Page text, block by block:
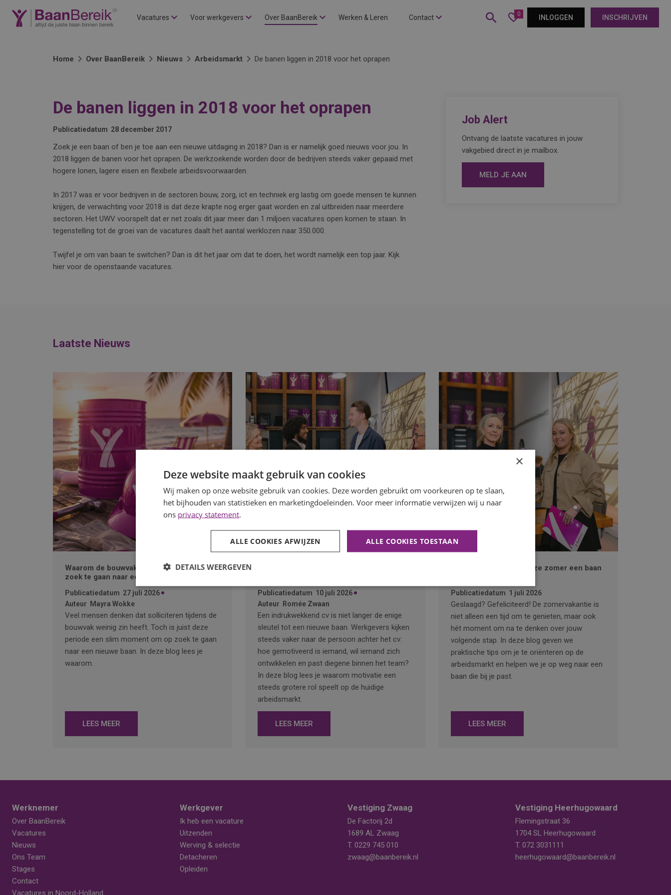
Vacatures Voor werkgevers Over BaanBereik Werken & Leren Contact 0 INLOGGEN INSCHRIJVEN
Home Over BaanBereik Nieuws Arbeidsmarkt De banen liggen in 2018 voor het oprapen
De banen liggen in 2018 voor het oprapen
Publicatiedatum 28 december 2017
Zoek je een baan of ben je toe aan een nieuwe uitdaging in 2018? Dan is er namelijk goed nieuws voor jou. In
2018 liggen de banen voor het oprapen. De werkzoekende worden door de bedrijven steeds vaker gepaaid met
hogere lonen, lagere eisen en flexibele arbeidsvoorwaarden.
In 2017 was er voor bedrijven in de sectoren bouw, zorg, ict en techniek erg lastig om goede mensen te kunnen
krijgen, de verwachting voor 2018 is dat deze krapte nog erger gaat worden en zal uitbreiden naar meerdere
sectoren. Het UWV voorspelt dat er net zoals dit jaar meer dan 1 miljoen vacatures open komen te staan. In
tegenstelling tot de groei van de vacatures daalt het aantal werklozen naar 350.000.
Twijfel je om van baan te switchen? Dan is dit het jaar om dat te doen, het wordt namelijk een top jaar. Kijk
hier voor de openstaande vacatures.
Job Alert
Ontvang de laatste vacatures in jouw
vakgebied direct in je mailbox.
MELD JE AAN
Laatste Nieuws
Waarom de bouwvak hét moment is om op
zoek te gaan naar een nieuwe baan
Publicatiedatum 27 juli 2026
Auteur
Mayra Wokke
Veel mensen denken dat solliciteren tijdens de
bouwvak weinig zin heeft. Toch is juist deze
periode een slim moment om op zoek te gaan
naar een nieuwe baan. In deze blog lees je
waarom.
LEES MEER
Publicatiedatum 10 juli 2026
Auteur
Romée Zwaan
Een indrukwekkend cv is niet langer de enige
sleutel tot een nieuwe baan. Werkgevers kijken
steeds vaker naar de persoon achter het cv:
hoe gemotiveerd is iemand, wil iemand zich
ontwikkelen en past diegene binnen het team?
In deze blog lees je waarom motivatie een
steeds grotere rol speelt op de huidige
arbeidsmarkt.
LEES MEER
Geslaagd! Zo vind je deze zomer een baan
Publicatiedatum 1 juli 2026
Geslaagd? Gefeliciteerd! De zomervakantie is
niet alleen een tijd om te genieten, maar ook
hét moment om na te denken over jouw
volgende stap. In deze blog geven we
praktische tips om je te oriënteren op de
arbeidsmarkt en helpen we je op weg naar een
baan die bij je past.
LEES MEER
Werknemer
Over BaanBereik
Vacatures
Nieuws
Ons Team
Stages
Contact
Vacatures in Noord-Holland
Werkgever
Ik heb een vacature
Uitzenden
Werving & selectie
Detacheren
Opleiden
Vestiging Zwaag
De Factorij 2d
1689 AL Zwaag
T. 0229 745 010
zwaag@baanbereik.nl
Vestiging Heerhugowaard
Flemingstraat 36
1704 SL Heerhugowaard
T. 072 3031111
heerhugowaard@baanbereik.nl
×
Deze website maakt gebruik van cookies
Wij maken op onze website gebruik van cookies. Deze worden gebruikt om voorkeuren op te slaan,
het bijhouden van statistieken en marketingdoeleinden. Voor meer informatie verwijzen wij u naar
ons privacy statement.
ALLE COOKIES TOESTAAN
ALLE COOKIES AFWIJZEN
DETAILS WEERGEVEN